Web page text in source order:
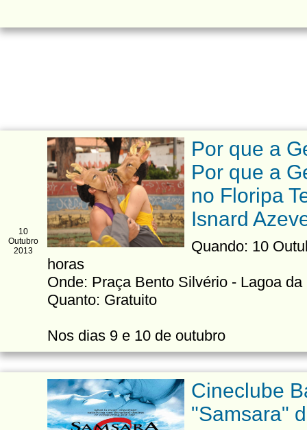
10
Outubro
2013
Por que a
Por que a
no Floripa
Isnard
Quando: 10
horas
Onde: Praça Bento Silvério - Lagoa
Quanto: Gratuito
Nos dias 9 e 10 de outubro
Cineclube
"Samsara"